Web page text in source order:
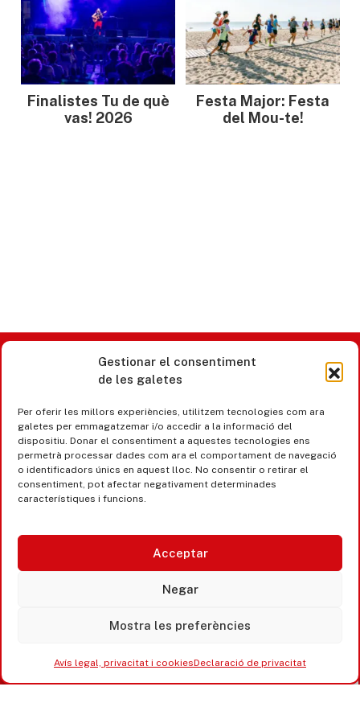
Gestionar el consentiment
de les galetes
Per oferir les millors experiències, utilitzem tecnologies com ara
galetes per emmagatzemar i/o accedir a la informació del
dispositiu. Donar el consentiment a aquestes tecnologies ens
permetrà processar dades com ara el comportament de navegació
o identificadors únics en aquest lloc. No consentir o retirar el
consentiment, pot afectar negativament determinades
característiques i funcions.
Acceptar
Negar
Mostra les preferències
Avís legal, privacitat i cookiesDeclaració de privacitat
Finalistes Tu de què
vas! 2026
Festa Major: Festa
del Mou-te!
Castell d’Aro · Platja d’Aro · S’Agaró
365 www.platjadaro
Avís legal, privacitat i cookies